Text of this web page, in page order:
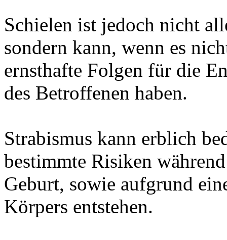
Schielen ist jedoch nicht
sondern kann, wenn es
ernsthafte Folgen für die
des Betroffenen haben.
Strabismus kann erblich
bestimmte Risiken
Geburt, sowie aufgrund
Körpers entstehen.